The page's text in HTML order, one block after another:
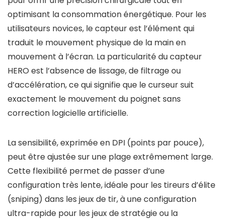
optimisant la consommation énergétique. Pour les
utilisateurs novices, le capteur est l’élément qui
traduit le mouvement physique de la main en
mouvement à l’écran. La particularité du capteur
HERO est l’absence de lissage, de filtrage ou
d’accélération, ce qui signifie que le curseur suit
exactement le mouvement du poignet sans
correction logicielle artificielle.
La sensibilité, exprimée en DPI (points par pouce),
peut être ajustée sur une plage extrêmement large.
Cette flexibilité permet de passer d’une
configuration très lente, idéale pour les tireurs d’élite
(sniping) dans les jeux de tir, à une configuration
ultra-rapide pour les jeux de stratégie ou la